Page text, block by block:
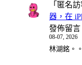
「 匿名
器，在
發佈留言
08-07, 2026
林湖銘。